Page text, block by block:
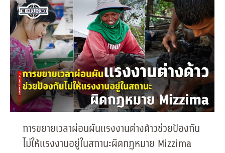
การขยายเวลาผ่อนผันแรงงานต่างด้าวช่วยป้องกัน
ไม่ให้แรงงานอยู่ในสถานะผิดกฎหมาย Mizzima